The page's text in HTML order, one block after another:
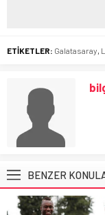
ETİKETLER: Galatasaray,
BENZER